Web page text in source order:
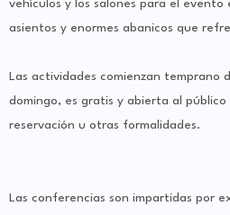
vehículos y los salones para el
asientos y enormes abanicos que
Las actividades comienzan temprano
domingo, es gratis y abierta al público
reservación u otras formalidades.
Las conferencias son impartidas por